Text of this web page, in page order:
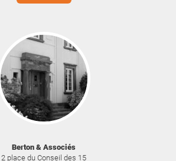
Berton & Associés
2 place du Conseil des 15